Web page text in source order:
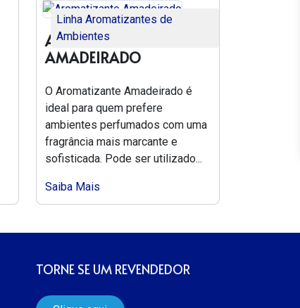
Linha Aromatizantes de
Ambientes
AROMATIZANTE
AMADEIRADO
O Aromatizante Amadeirado é
ideal para quem prefere
ambientes perfumados com uma
fragrância mais marcante e
sofisticada. Pode ser utilizado...
Saiba Mais
TORNE SE UM REVENDEDOR